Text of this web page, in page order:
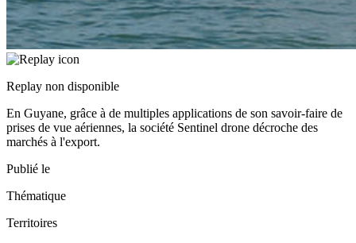
Replay non disponible
En Guyane, grâce à de multiples applications de son savoir-faire de
prises de vue aériennes, la société Sentinel drone décroche des
marchés à l'export.
Publié le
Thématique
Territoires